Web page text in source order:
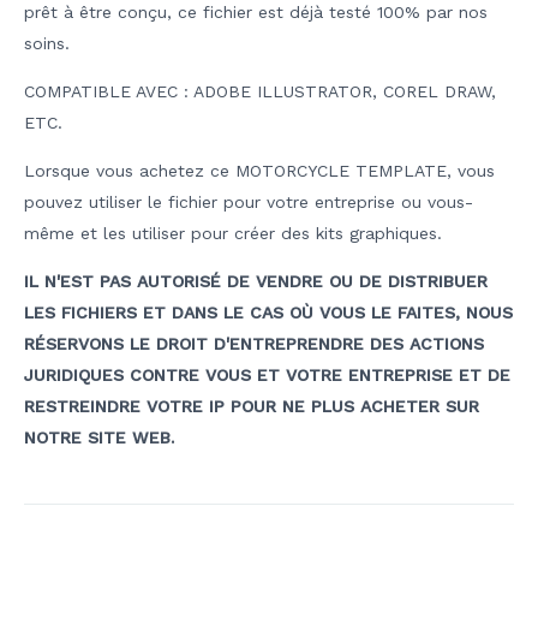
prêt à être conçu, ce fichier est déjà testé 100% par nos
soins.
COMPATIBLE AVEC : ADOBE ILLUSTRATOR, COREL DRAW,
ETC.
Lorsque vous achetez ce MOTORCYCLE TEMPLATE, vous
pouvez utiliser le fichier pour votre entreprise ou vous-
même et les utiliser pour créer des kits graphiques.
IL N'EST PAS AUTORISÉ DE VENDRE OU DE DISTRIBUER
LES FICHIERS ET DANS LE CAS OÙ VOUS LE FAITES, NOUS
RÉSERVONS LE DROIT D'ENTREPRENDRE DES ACTIONS
JURIDIQUES CONTRE VOUS ET VOTRE ENTREPRISE ET DE
RESTREINDRE VOTRE IP POUR NE PLUS ACHETER SUR
NOTRE SITE WEB.